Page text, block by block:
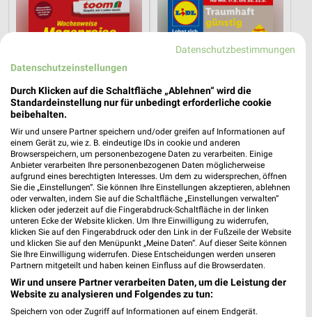
14,1 km
Angebote ab 08.08.
Gültig bis Fr. 14.08.
1,3 km
Angebote ab 17.08.
Gültig ab Mo. 17.08.
Kaufland PENNY
Datenschutzbestimmungen
Datenschutzeinstellungen
Durch Klicken auf die Schaltfläche „Ablehnen“ wird die
Standardeinstellung nur für unbedingt erforderliche cookie
beibehalten.
Wir und unsere Partner speichern und/oder greifen auf Informationen auf
einem Gerät zu, wie z. B. eindeutige IDs in cookie und anderen
Browserspeichern, um personenbezogene Daten zu verarbeiten. Einige
Anbieter verarbeiten Ihre personenbezogenen Daten möglicherweise
aufgrund eines berechtigten Interesses. Um dem zu widersprechen, öffnen
Sie die „Einstellungen“. Sie können Ihre Einstellungen akzeptieren, ablehnen
oder verwalten, indem Sie auf die Schaltfläche „Einstellungen verwalten“
klicken oder jederzeit auf die Fingerabdruck-Schaltfläche in der linken
unteren Ecke der Website klicken. Um Ihre Einwilligung zu widerrufen,
klicken Sie auf den Fingerabdruck oder den Link in der Fußzeile der Website
und klicken Sie auf den Menüpunkt „Meine Daten“. Auf dieser Seite können
Sie Ihre Einwilligung widerrufen. Diese Entscheidungen werden unseren
Partnern mitgeteilt und haben keinen Einfluss auf die Browserdaten.
Wir und unsere Partner verarbeiten Daten, um die Leistung der
Website zu analysieren und Folgendes zu tun:
Speichern von oder Zugriff auf Informationen auf einem Endgerät.